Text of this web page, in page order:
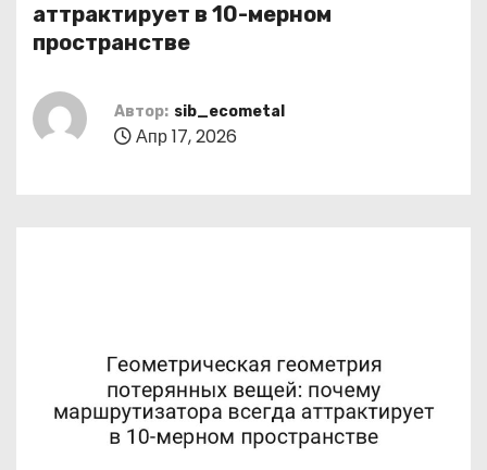
аттрактирует в 10-мерном
пространстве
Автор: sib_ecometal
Апр 17, 2026